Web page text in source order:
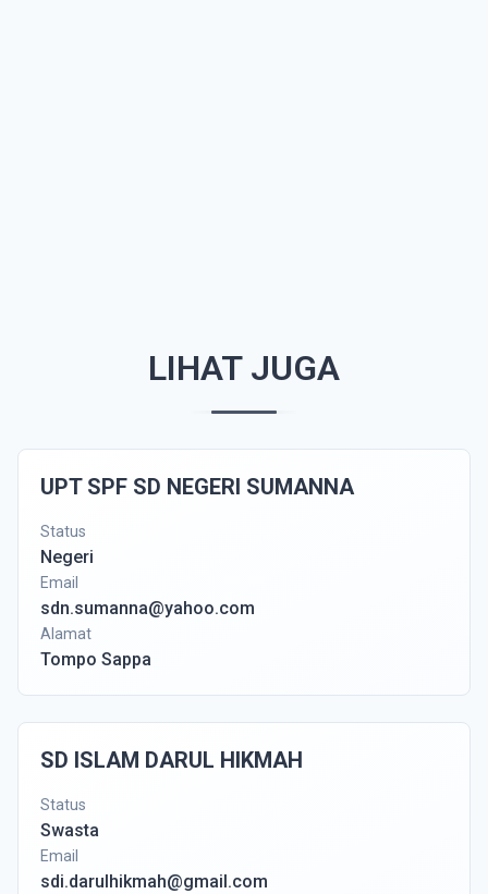
LIHAT JUGA
UPT SPF SD NEGERI SUMANNA
Status
Negeri
Email
sdn.sumanna@yahoo.com
Alamat
Tompo Sappa
SD ISLAM DARUL HIKMAH
Status
Swasta
Email
sdi.darulhikmah@gmail.com